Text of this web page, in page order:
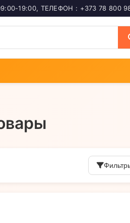
19:00, ТЕЛЕФОН : +373 78 800